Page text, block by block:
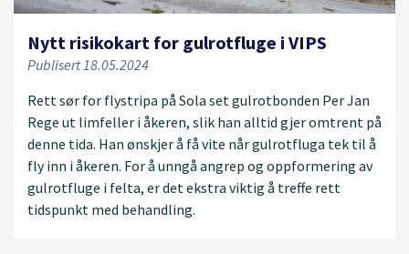
Nytt risikokart for gulrotfluge i VIPS
Publisert 18.05.2024
Rett sør for flystripa på Sola set gulrotbonden Per Jan
Rege ut limfeller i åkeren, slik han alltid gjer omtrent på
denne tida. Han ønskjer å få vite når gulrotfluga tek til å
fly inn i åkeren. For å unngå angrep og oppformering av
gulrotfluge i felta, er det ekstra viktig å treffe rett
tidspunkt med behandling.